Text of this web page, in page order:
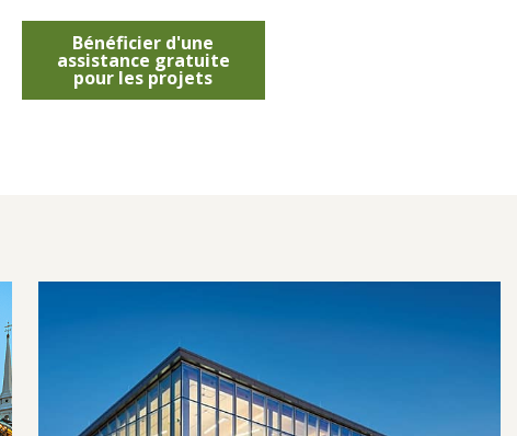
Bénéficier d'une
assistance gratuite
pour les projets